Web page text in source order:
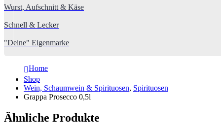
Wurst, Aufschnitt & Käse
Schnell & Lecker
"Deine" Eigenmarke
Home
Shop
Wein, Schaumwein & Spirituosen, Spirituosen
Grappa Prosecco 0,5l
Ähnliche Produkte